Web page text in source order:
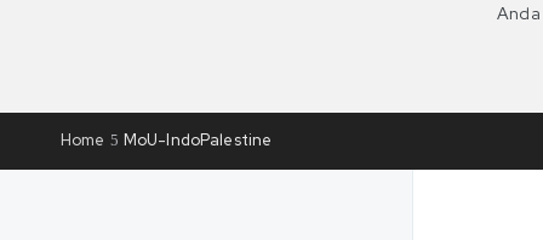
Home MoU-IndoPalestine